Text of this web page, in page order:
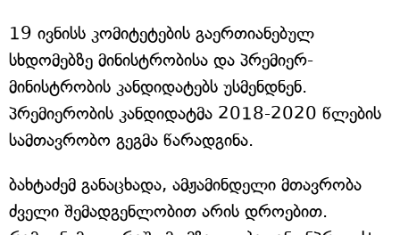
19 ივნისს კომიტეტების გაერთიანებულ
სხდომებზე მინისტრობისა და პრემიერ-
მინისტრობის კანდიდატებს უსმენდნენ.
პრემიერობის კანდიდატმა 2018-2020 წლების
სამთავრობო გეგმა წარადგინა.
ბახტაძემ განაცხადა, ამჟამინდელი მთავრობა
ძველი შემადგენლობით არის დროებით.